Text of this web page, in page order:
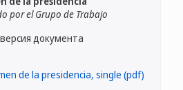
por el Grupo de Trabajo
документа